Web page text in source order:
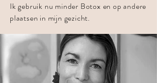
Ik gebruik nu minder Botox en op andere
plaatsen in mijn gezicht.